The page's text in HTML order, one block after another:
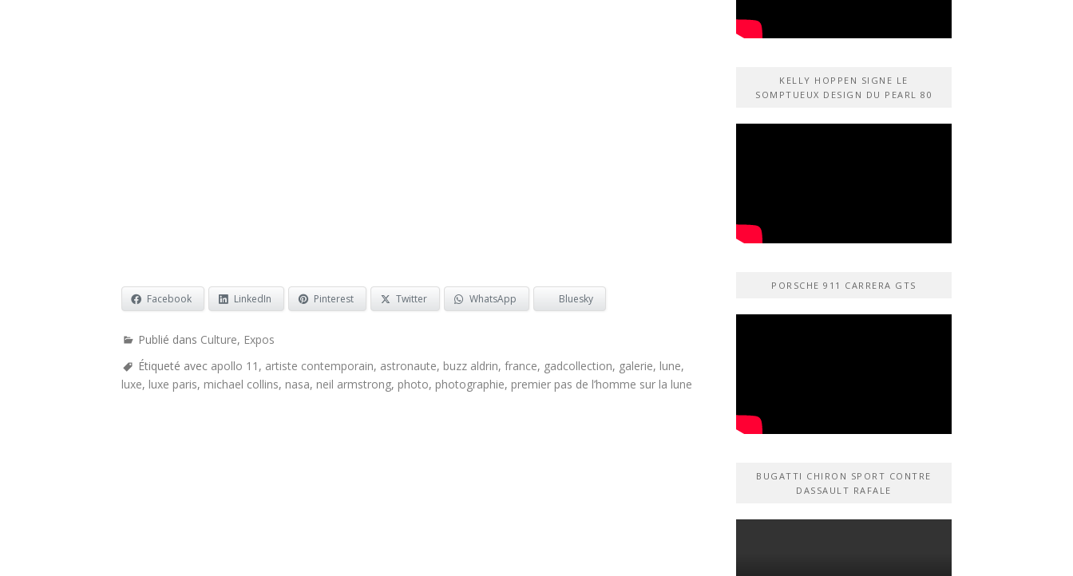
Facebook LinkedIn Pinterest Twitter WhatsApp Bluesky
Publié dans Culture, Expos
Étiqueté avec apollo 11 , artiste contemporain, astronaute, buzz aldrin, france, gadcollection, galerie, lune,
luxe, luxe paris, michael collins, nasa, neil armstrong, photo, photographie, premier pas de l’homme sur la lune
KELLY HOPPEN SIGNE LE
SOMPTUEUX DESIGN DU PEARL 80
PORSCHE 911 CARRERA GTS
BUGATTI CHIRON SPORT CONTRE
DASSAULT RAFALE